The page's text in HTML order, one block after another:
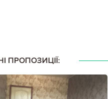
ПРОПОЗИЦІЇ: